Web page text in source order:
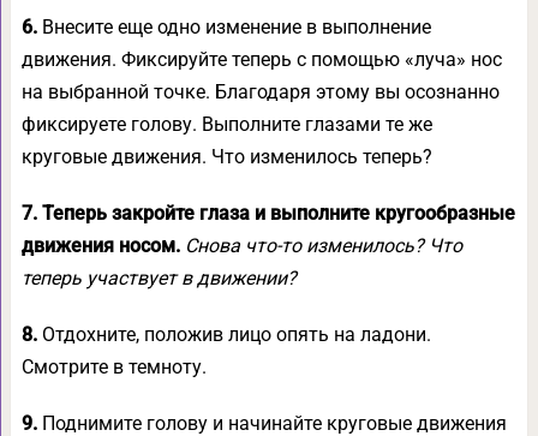
6.Внесите еще одно изменение в выполнение
движения. Фиксируйте теперь с помощью «луча» нос
на выбранной точке. Благодаря этому вы осознанно
фиксируете голову. Выполните глазами те же
круговые движения. Что изменилось теперь?
7. Теперь закройте глаза и выполните кругообразные
движения носом. Снова что-то изменилось? Что
теперь участвует в движении?
8. Отдохните, положив лицо опять на ладони.
Смотрите в темноту.
9. Поднимите голову и начинайте круговые движения